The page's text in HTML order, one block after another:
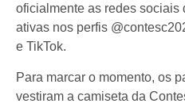
oficialmente as redes sociais
ativas nos perfis
e TikTok.
Para marcar o momento, os
vestiram a camiseta da